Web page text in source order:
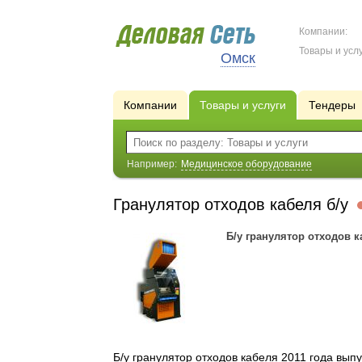
Омск
Компании:
Товары и
Компании Товары и услуги Тендеры
Например: Медицинское оборудование
Гранулятор отходов кабеля б/у
Б/у гранулятор отходов
Б/у гранулятор отходов кабеля 2011 года